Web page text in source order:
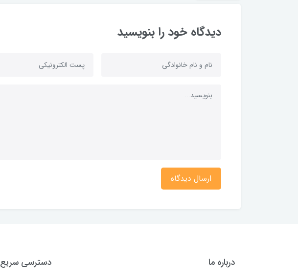
دیدگاه خود را بنویسید
ارسال دیدگاه
درباره ما دسترسی سریع